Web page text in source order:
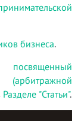
бизнеса.
Разделе "Статьи".